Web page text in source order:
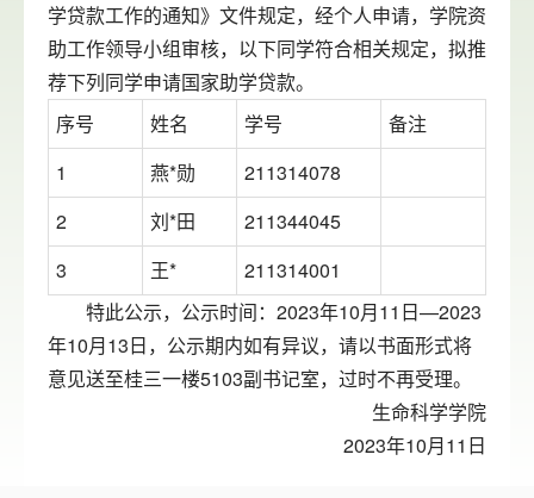
学贷款工作的通知》文件规定，经个人申请，学院资
助工作领导小组审核，以下同学符合相关规定，拟推
荐下列同学申请国家助学贷款。
序号
姓名 学号
备注
1
燕*勋
211314078
2
刘*田
211344045
3
王*
211314001
特此公示，公示时间：2023年10月11日—2023
年10月13日，公示期内如有异议，请以书面形式将
意见送至桂三一楼5103副书记室，过时不再受理。
生命科学学院
2023年10月11日